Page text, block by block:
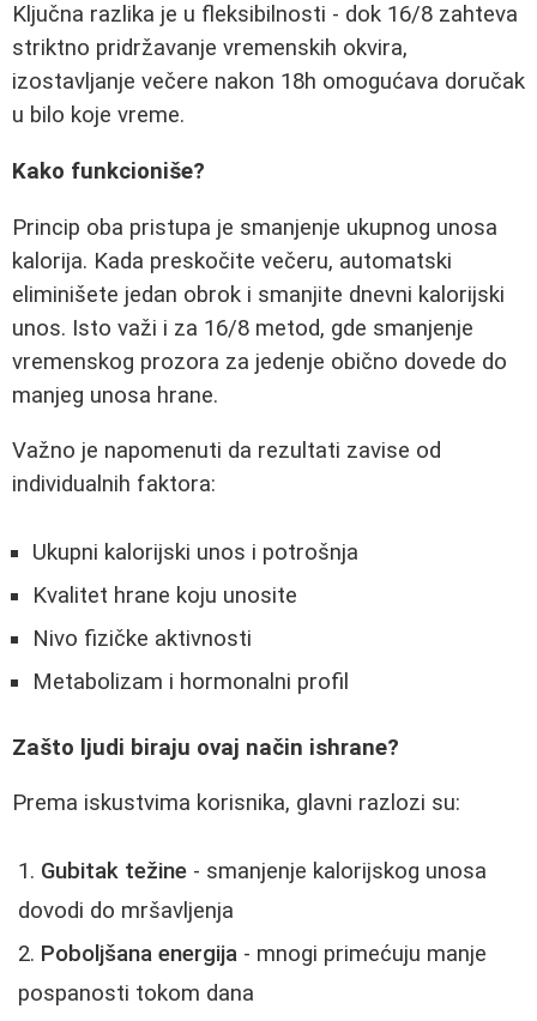
Ključna razlika je u fleksibilnosti - dok 16/8 zahteva
striktno pridržavanje vremenskih okvira,
izostavljanje večere nakon 18h omogućava doručak
u bilo koje vreme.
Kako funkcioniše?
Princip oba pristupa je smanjenje ukupnog unosa
kalorija. Kada preskočite večeru, automatski
eliminišete jedan obrok i smanjite dnevni kalorijski
unos. Isto važi i za 16/8 metod, gde smanjenje
vremenskog prozora za jedenje obično dovede do
manjeg unosa hrane.
Važno je napomenuti da rezultati zavise od
individualnih faktora:
Ukupni kalorijski unos i potrošnja
Kvalitet hrane koju unosite
Nivo fizičke aktivnosti
Metabolizam i hormonalni profil
Zašto ljudi biraju ovaj način ishrane?
Prema iskustvima korisnika, glavni razlozi su:
Gubitak težine - smanjenje kalorijskog unosa
dovodi do mršavljenja
Poboljšana energija - mnogi primećuju manje
pospanosti tokom dana